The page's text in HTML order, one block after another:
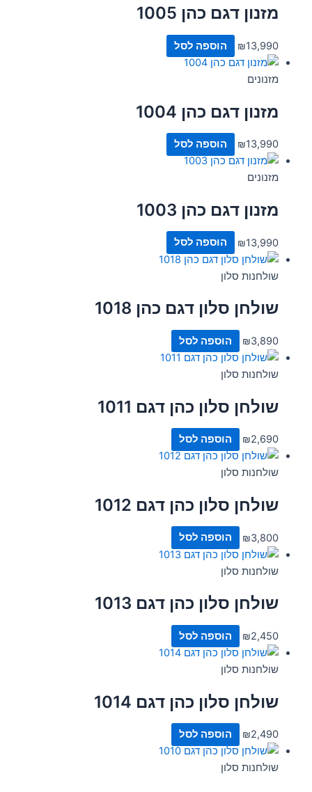
מזנון דגם כהן 1005
₪13,990 הוספה לסל
מזנונים
מזנון דגם כהן 1004
₪13,990 הוספה לסל
מזנונים
מזנון דגם כהן 1003
₪13,990 הוספה לסל
שולחנות סלון
שולחן סלון דגם כהן 1018
₪3,890 הוספה לסל
שולחנות סלון
שולחן סלון כהן דגם 1011
₪2,690 הוספה לסל
שולחנות סלון
שולחן סלון כהן דגם 1012
₪3,800 הוספה לסל
שולחנות סלון
שולחן סלון כהן דגם 1013
₪2,450 הוספה לסל
שולחנות סלון
שולחן סלון כהן דגם 1014
₪2,490 הוספה לסל
שולחנות סלון